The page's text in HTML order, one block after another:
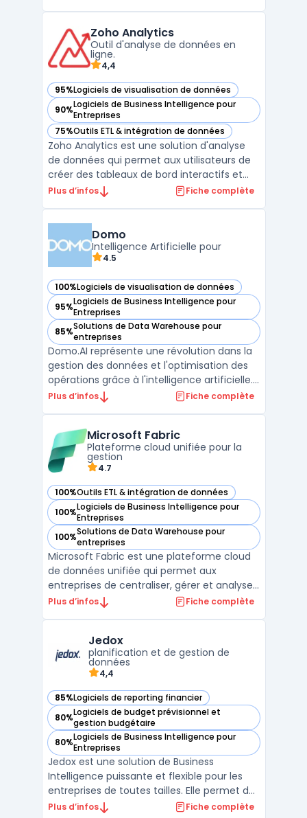
gouvernance des données, Dataiku
simplifie l'ensemble du processus d'analy ...
Zoho Analytics
Outil d'analyse de données en
ligne.
4,4
95%Logiciels de visualisation de données
— voir Zoho Analytics dans cette catégorie
90%Logiciels de Business Intelligence pour
Entreprises
— voir Zoho Analytics dans cette catégorie
75%Outils ETL & intégration de données
— voir Zoho Analytics dans cette catégorie
Zoho Analytics est une solution d'analyse
de données qui permet aux utilisateurs de
créer des tableaux de bord interactifs et
des reporting financiers. Elle permet
des fichiers Excel, des bases de données ou
des applications ...
Plus d’infos Fiche complète
Domo
Intelligence Artificielle pour
4.5
100%Logiciels de visualisation de données
— voir Domo dans cette catégorie
95%Logiciels de Business Intelligence pour
Entreprises
— voir Domo dans cette catégorie
85%Solutions de Data Warehouse pour
entreprises
— voir Domo dans cette catégorie
Domo.AI représente une révolution dans la
gestion des données et l'optimisation des
opérations grâce à l'intelligence artificielle.
Cette plateforme avancée permet aux
opérationnelle et de prendre des décisions
stratégiques ...
Plus d’infos Fiche complète
Microsoft Fabric
Plateforme cloud unifiée pour la
gestion
4.7
100%Outils ETL & intégration de données
— voir Microsoft Fabric dans cette catégorie
100%Logiciels de Business Intelligence pour
Entreprises
— voir Microsoft Fabric dans cette catégorie
100%Solutions de Data Warehouse pour
entreprises
— voir Microsoft Fabric dans cette catégorie
Microsoft Fabric est une plateforme cloud
de données unifiée qui permet aux
entreprises de centraliser, gérer et analyser
leurs données dans un environnement
Power BI pour offrir une solution complète
aux entreprise ...
Plus d’infos Fiche complète
Jedox
planification et de gestion de
données
4,4
85%Logiciels de reporting financier
— voir Jedox dans cette catégorie
80%Logiciels de budget prévisionnel et
gestion budgétaire
— voir Jedox dans cette catégorie
80%Logiciels de Business Intelligence pour
Entreprises
— voir Jedox dans cette catégorie
Jedox est une solution de Business
Intelligence puissante et flexible pour les
entreprises de toutes tailles. Elle permet de
rassembler toutes les données d'une
Plus d’infos Fiche complète